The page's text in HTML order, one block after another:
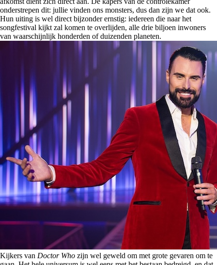
onderstrepen dit: jullie vinden ons monsters, dus dan zijn we dat ook.
Hun uiting is wel direct bijzonder ernstig: iedereen die naar het
songfestival kijkt zal komen te overlijden, alle drie biljoen inwoners
van waarschijnlijk honderden of duizenden planeten.
Kijkers van Doctor Who zijn wel geweld om met grote gevaren om te